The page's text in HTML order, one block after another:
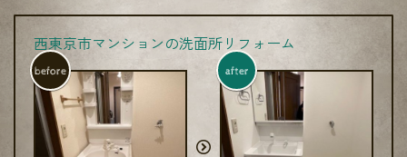
西東京市マンションの洗面所リフォーム
before after